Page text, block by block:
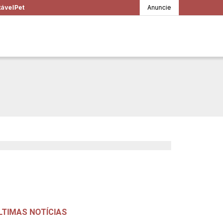
Pet Anuncie
e verdades da